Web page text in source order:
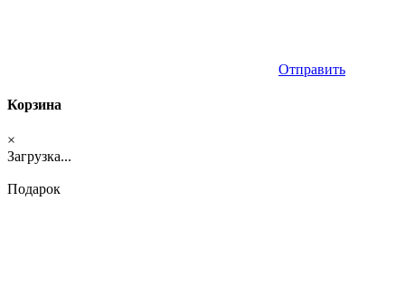
Отправить
Корзина
×
Загрузка...
Подарок